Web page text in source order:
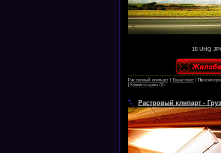
15 UHQ
Растровый клипарт Транспорт
Комментарии (0)
Растровый клипарт -